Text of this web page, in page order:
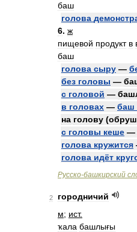
баш
голова
6. ж
пищевой продукт в
баш
голова сыру —
без головы —
с головой —
в головах — баш
на голову (
с головы кеше —
голова кружится
голова идёт
Русско-башкирский
2
городничий
м; ист.
ҡала башлығы